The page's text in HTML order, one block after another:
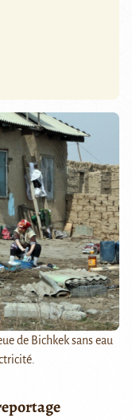
de Bichkek sans eau